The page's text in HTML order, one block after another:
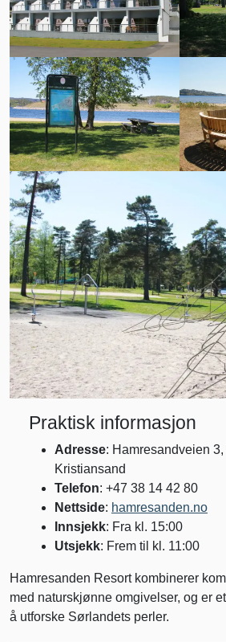
Praktisk informasjon
Adresse: Hamresandveien
Kristiansand
Telefon: +47 38 14 42 80
Nettside: hamresanden.no
Innsjekk: Fra kl. 15:00
Utsjekk: Frem til kl. 11:00
Hamresanden Resort kombinerer
med naturskjønne omgivelser, og er
å utforske Sørlandets perler.